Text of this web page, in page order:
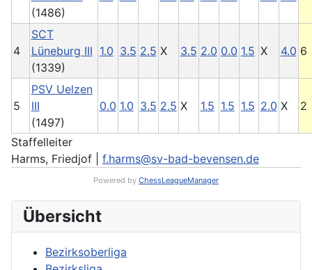
Übersicht
Bezirksoberliga
(1486)
4
SCT
Lüneburg III
(1339)
1.0 3.5 2.5 X 3.5 2.0 0.0 1.5 X 4.0 6
5
PSV Uelzen
III
(1497)
0.0 1.0 3.5 2.5 X 1.5 1.5 1.5 2.0 X 2
Staffelleiter
Harms, Friedjof | f.harms@sv-bad-bevensen.de
Powered by ChessLeagueManager